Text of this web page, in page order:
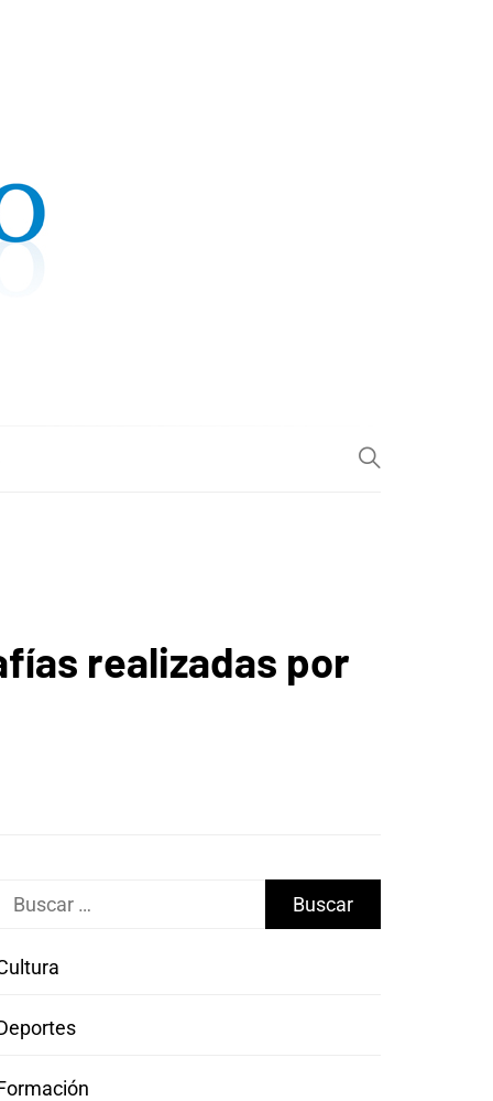
realizadas por
Buscar: